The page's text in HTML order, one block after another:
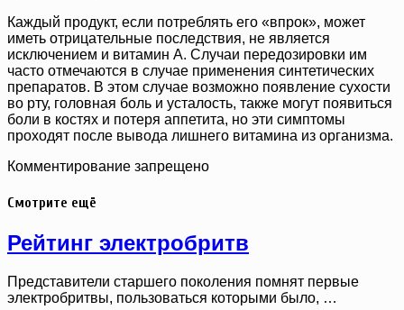
Каждый продукт, если потреблять его «впрок», может
иметь отрицательные последствия, не является
исключением и витамин A. Случаи передозировки им
часто отмечаются в случае применения синтетических
препаратов. В этом случае возможно появление сухости
во рту, головная боль и усталость, также могут появиться
боли в костях и потеря аппетита, но эти симптомы
проходят после вывода лишнего витамина из организма.
Комментирование запрещено
Смотрите ещё
Рейтинг электробритв
Представители старшего поколения помнят первые
электробритвы, пользоваться которыми было, …